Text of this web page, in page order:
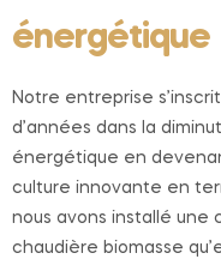
énergétique
Notre entreprise
d’années dans la
énergétique en
culture innovante en
nous avons installé une
chaudière biomasse